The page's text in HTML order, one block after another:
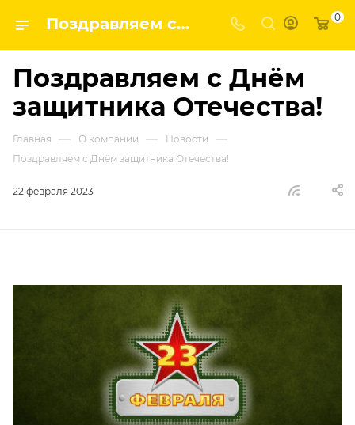
Поздравляем с Днём защитника Отечества! | ГК ВПК - наши новости 0
Поздравляем с Днём
защитника Отечества!
Главная — О компании — Новости —
Поздравляем с Днём защитника Отечества!
22 февраля 2023